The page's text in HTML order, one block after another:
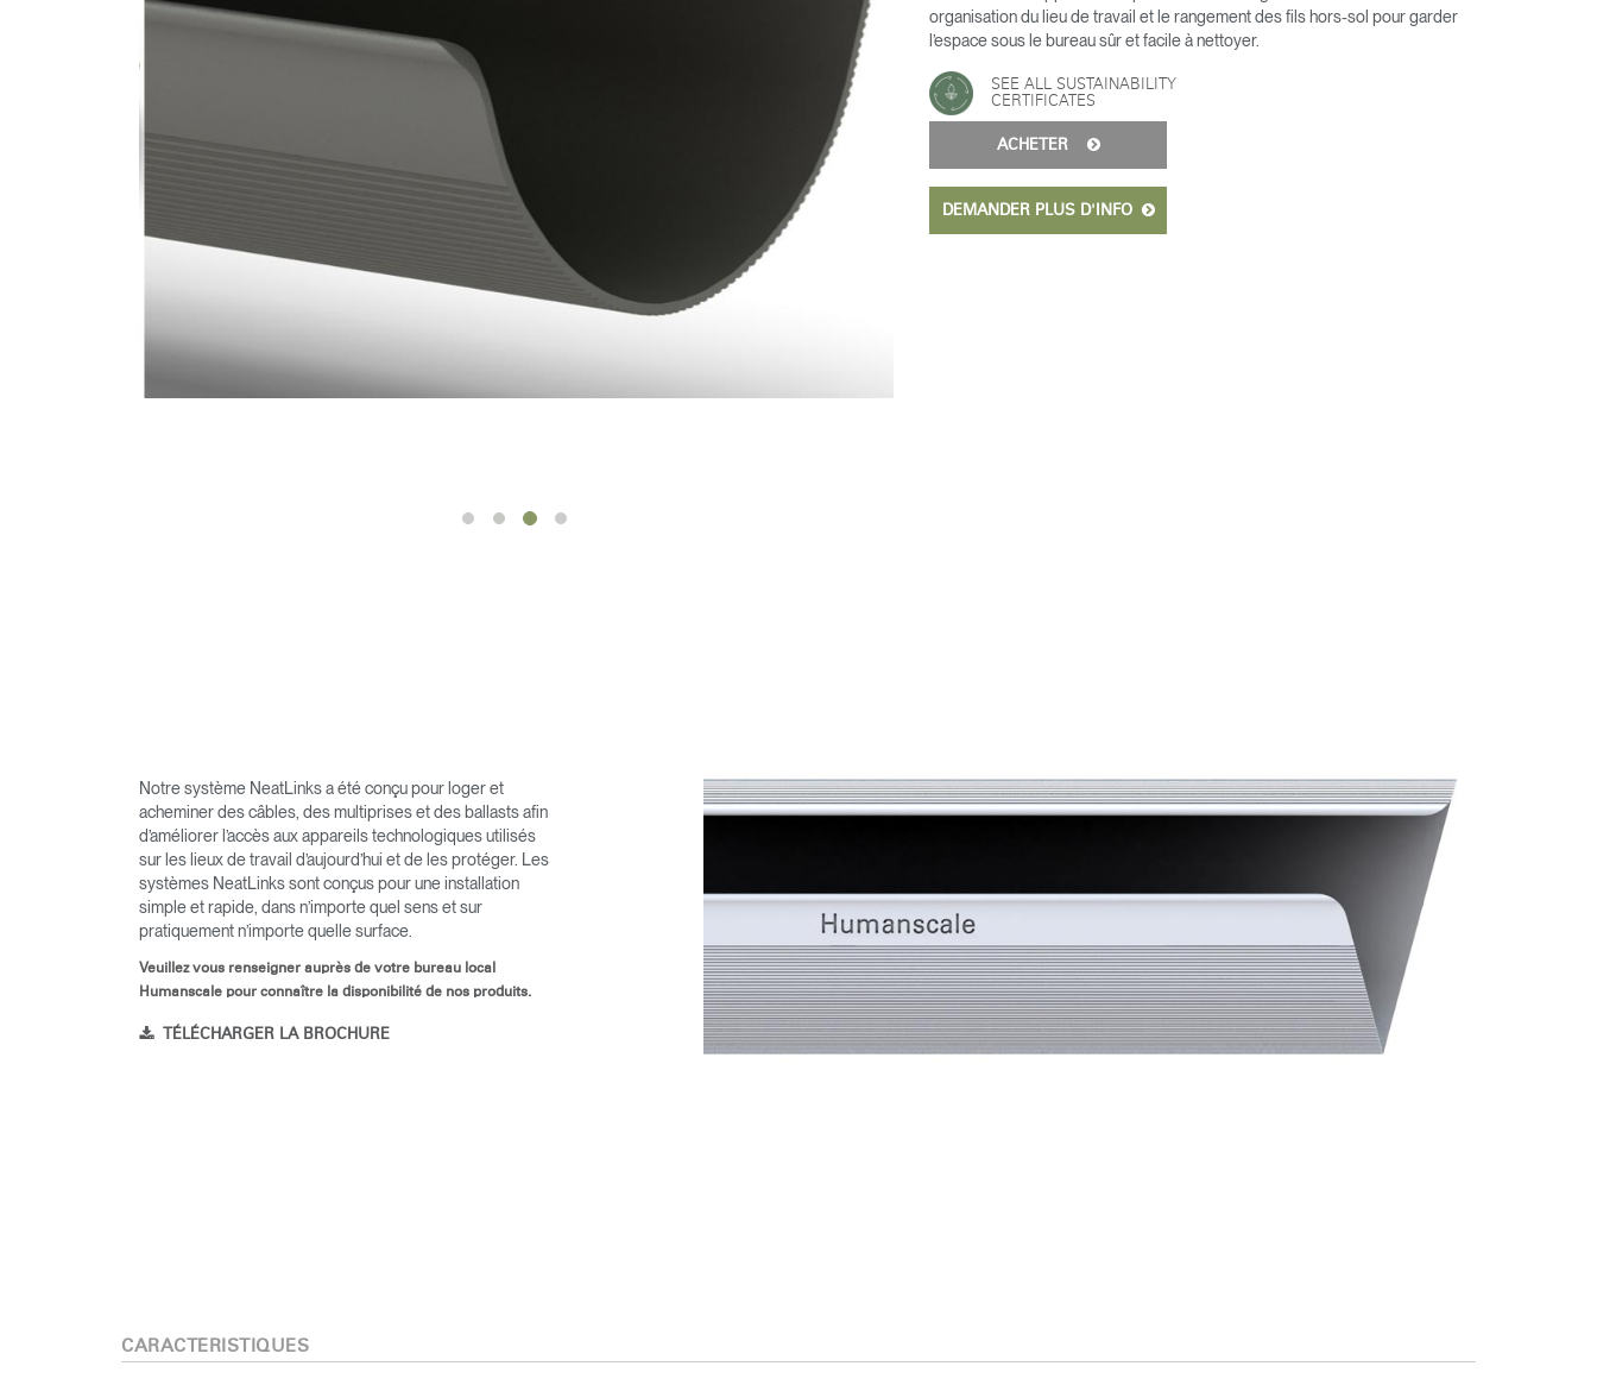
organisation du lieu de travail et le rangement des fils hors-sol pour garder
l’espace sous le bureau sûr et facile à nettoyer.
SEE ALL SUSTAINABILITY
CERTIFICATES
ACHETER
DEMANDER PLUS D'INFO
Notre système NeatLinks a été conçu pour loger et
acheminer des câbles, des multiprises et des ballasts afin
d’améliorer l’accès aux appareils technologiques utilisés
sur les lieux de travail d’aujourd’hui et de les protéger. Les
systèmes NeatLinks sont conçus pour une installation
simple et rapide, dans n’importe quel sens et sur
pratiquement n’importe quelle surface.
Veuillez vous renseigner auprès de votre bureau local
Humanscale pour connaître la disponibilité de nos produits.
TÉLÉCHARGER LA BROCHURE
CARACTÉRISTIQUES